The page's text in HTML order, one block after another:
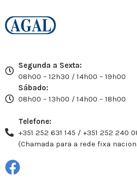
Segunda a Sexta:
08h00 – 12h30 / 14h00 – 19h00
Sábado:
08h00 – 13h00 / 14h00 – 18h00
Telefone:
+351 252 631 145 / +351 252 240
(Chamada para a rede fixa